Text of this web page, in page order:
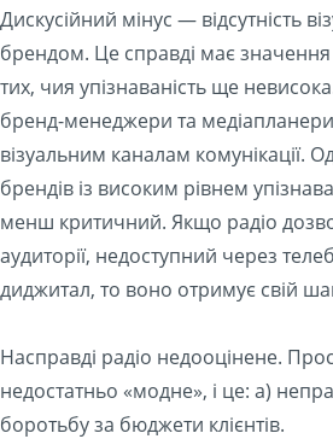
Дискусійний мінус — відсутність
брендом. Це справді має значення
тих, чия упізнаваність ще
бренд-менеджери та
візуальним каналам комунікації.
брендів із високим рівнем
менш критичний. Якщо радіо
аудиторії, недоступний через
диджитал, то воно отримує свій
Насправді радіо недооцінене.
недостатньо «модне», і це: а)
боротьбу за бюджети клієнтів.